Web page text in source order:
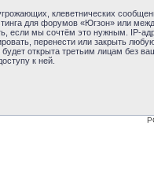
клеветнических
для форумов «Югзон» или
если мы сочтём это нужным. IP-
перенести или закрыть
открыта третьим лицам без
к ней.